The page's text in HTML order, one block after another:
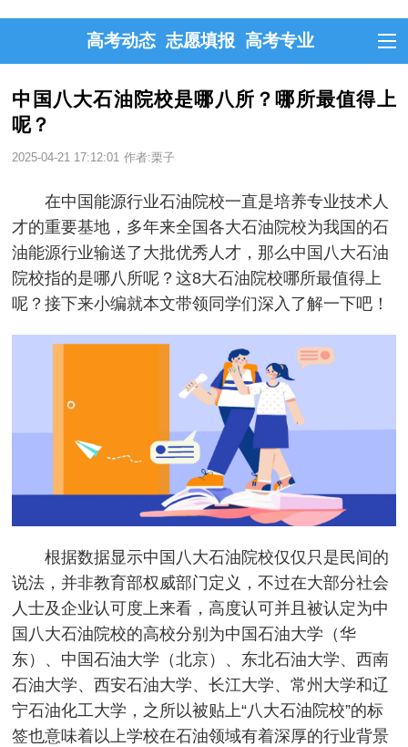
高考动态 志愿填报 高考专业
中国八大石油院校是哪八所？哪所最值得上
呢？
2025-04-21 17:12:01 作者:栗子
在中国能源行业石油院校一直是培养专业技术人
才的重要基地，多年来全国各大石油院校为我国的石
油能源行业输送了大批优秀人才，那么中国八大石油
院校指的是哪八所呢？这8大石油院校哪所最值得上
呢？接下来小编就本文带领同学们深入了解一下吧！
根据数据显示中国八大石油院校仅仅只是民间的
说法，并非教育部权威部门定义，不过在大部分社会
人士及企业认可度上来看，高度认可并且被认定为中
国八大石油院校的高校分别为中国石油大学（华
东）、中国石油大学（北京）、东北石油大学、西南
石油大学、西安石油大学、长江大学、常州大学和辽
宁石油化工大学，之所以被贴上“八大石油院校”的标
签也意味着以上学校在石油领域有着深厚的行业背景